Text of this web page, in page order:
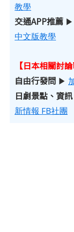
教學
交通APP推薦 ▶
中文版教學
【日本相關討論
自由行發問 ▶
日劇景點、資訊
新情報 FB社團